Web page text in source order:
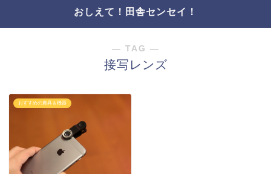
おしえて！田舎センセイ！
― TAG ―
接写レンズ
おすすめの農具＆機器